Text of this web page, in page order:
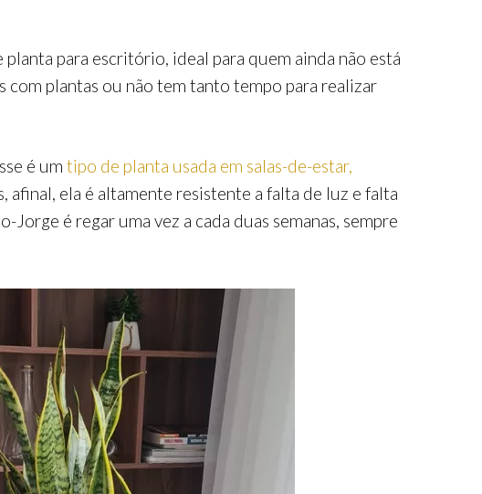
para escritório, ideal para quem ainda não está
plantas ou não tem tanto tempo para realizar
é um tipo de planta usada em salas-de-estar,
ela é altamente resistente a falta de luz e falta
Jorge é regar uma vez a cada duas semanas, sempre